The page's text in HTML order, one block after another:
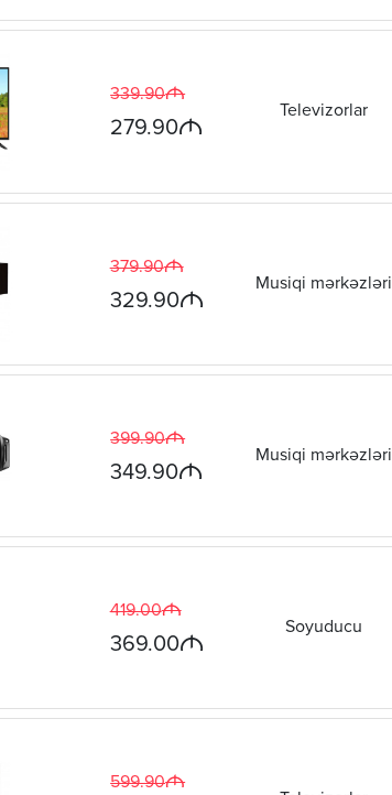
339.90M
279.90M
Televizorlar
379.90M
329.90M
Musiqi mərkəzləri
399.90M
349.90M
Musiqi mərkəzləri
419.00M
369.00M
Soyuducu
599.90M